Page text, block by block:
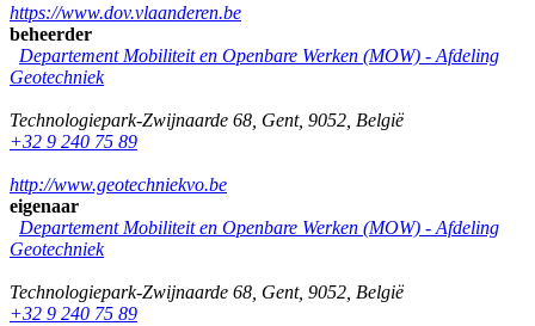
https://www.dov.vlaanderen.be
beheerder
Departement Mobiliteit en Openbare Werken (MOW) - Afdeling
Geotechniek
Technologiepark-Zwijnaarde 68 Gent, 9052 België
+32 9 240 75 89
http://www.geotechniekvo.be
eigenaar
Departement Mobiliteit en Openbare Werken (MOW) - Afdeling
Geotechniek
Technologiepark-Zwijnaarde 68 Gent, 9052 België
+32 9 240 75 89